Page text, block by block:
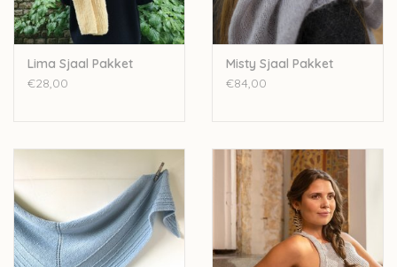
'opmerkingen' weten welke kleur je graag ontvangt.
Lima Sjaal Pakket
€28,00
Misty Sjaal Pakket
€84,00